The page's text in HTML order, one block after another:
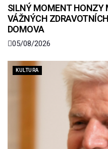
SILNÝ MOMENT HONZY
VÁŽNÝCH
DOMOVA
05/08/2026
KULTURA